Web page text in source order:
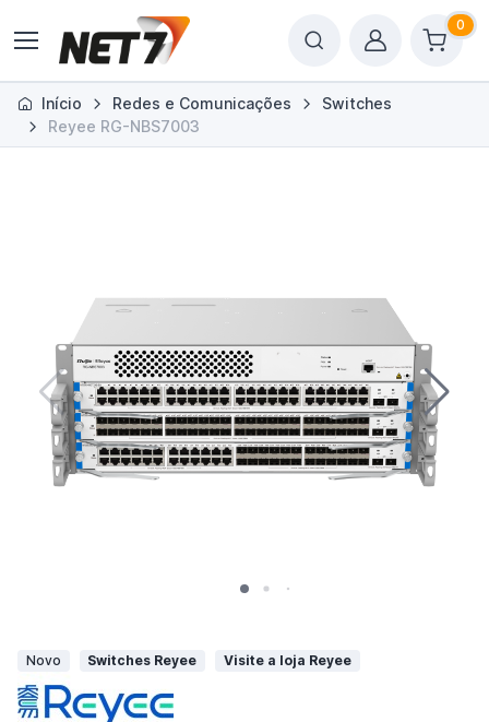
0
Início Redes e Comunicações
Switches
Reyee RG-NBS7003
Novo Switches Reyee Visite a loja Reyee